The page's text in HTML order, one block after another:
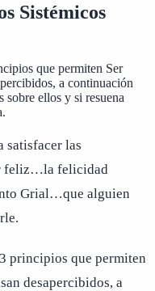
Sistémicos
que permiten Ser
a continuación
ellos y si resuena
satisfacer las
feliz…la felicidad
Grial…que alguien
principios que permiten
desapercibidos, a